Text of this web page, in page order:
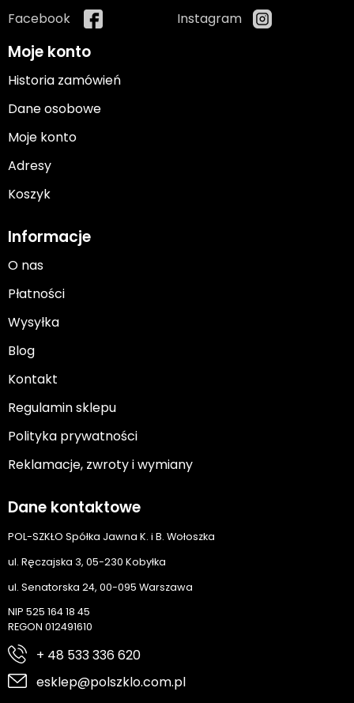
Facebook Instagram
Moje konto
Historia zamówień
Dane osobowe
Moje konto
Adresy
Koszyk
Informacje
O nas
Płatności
Wysyłka
Blog
Kontakt
Regulamin sklepu
Polityka prywatności
Reklamacje, zwroty i wymiany
Dane kontaktowe
POL-SZKŁO Spółka Jawna K. i B. Wołoszka
ul. Ręczajska 3, 05-230 Kobyłka
ul. Senatorska 24, 00-095 Warszawa
NIP 525 164 18 45
REGON 012491610
+ 48 533 336 620
esklep@polszklo.com.pl